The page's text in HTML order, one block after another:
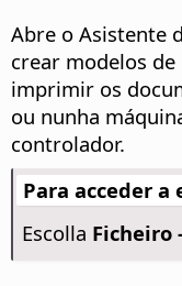
Abre o Asistente
crear modelos
imprimir os
ou nunha
controlador.
Para acceder a
Escolla Ficheiro